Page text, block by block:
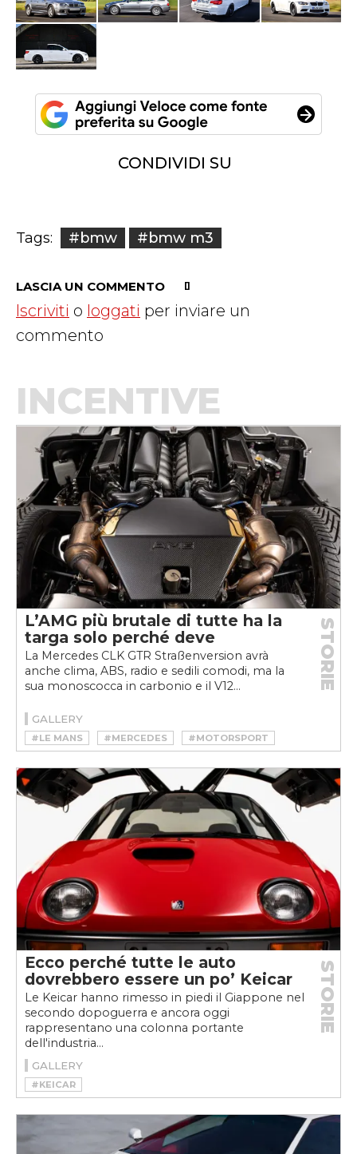
CONDIVIDI SU
Tags: #bmw #bmw m3
LASCIA UN COMMENTO
Iscriviti o loggati per inviare un
commento
INCENTIVE
L’AMG più brutale di tutte ha la
targa solo perché deve
La Mercedes CLK GTR Straßenversion avrà
anche clima, ABS, radio e sedili comodi, ma la
sua monoscocca in carbonio e il V12...
STORIE
GALLERY
#LE MANS #MERCEDES #MOTORSPORT
Ecco perché tutte le auto
dovrebbero essere un po’ Keicar
Le Keicar hanno rimesso in piedi il Giappone nel
secondo dopoguerra e ancora oggi
rappresentano una colonna portante
dell'industria...
STORIE
GALLERY
#KEICAR